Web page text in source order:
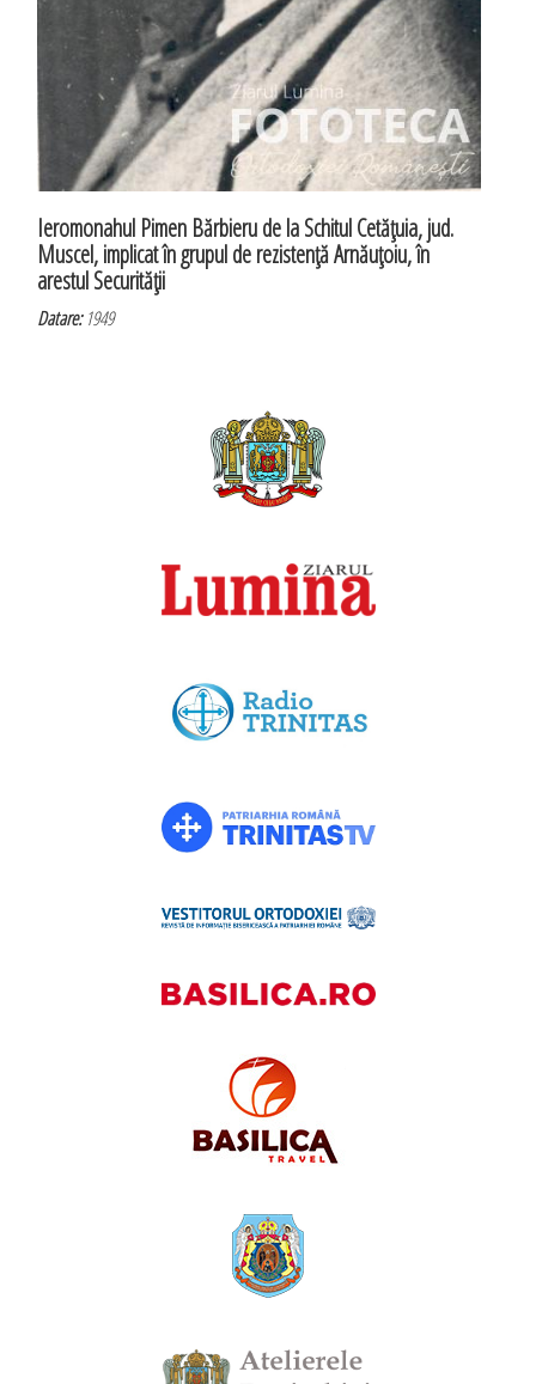
Ieromonahul Pimen Bărbieru de la Schitul Cetăţuia, jud.
Muscel, implicat în grupul de rezistenţă Arnăuţoiu, în
arestul Securităţii
Datare:1949